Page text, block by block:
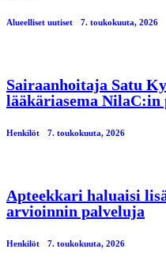
Alueelliset uutiset 7. toukokuuta, 2026
Sairaanhoitaja Satu
lääkäriasema
Henkilöt 7. toukokuuta, 2026
Apteekkari haluaisi
arvioinnin palveluja
Henkilöt 7. toukokuuta, 2026